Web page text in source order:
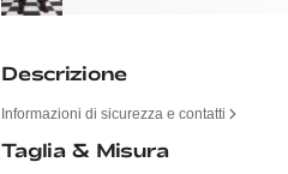
Descrizione
Informazioni di sicurezza e contatti
Taglia & Misura